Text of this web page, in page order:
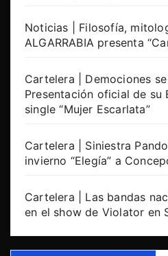
Noticias | Filosofía,
ALGARRABIA presenta
Cartelera | Demociones
Presentación oficial de su
single “Mujer Escarlata”
Cartelera | Siniestra
invierno “Elegía” a
Cartelera | Las bandas
en el show de Violator en